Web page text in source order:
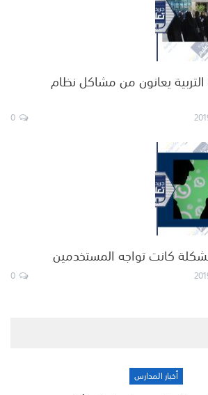
يعانون من مشاكل نظام
كانت تواجه المستخدمين
أخبار المدارس